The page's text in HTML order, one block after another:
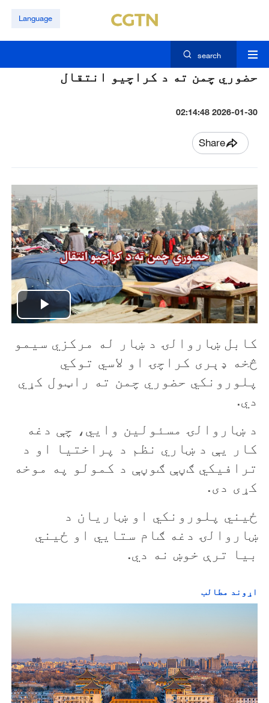
Language
search
حضوري چمن ته د کراچیو انتقال
2026-01-30 02:14:48
Share
P
l
V
i
d
o
کابل ښاروالۍ د ښار له مرکزي سیمو
څخه ډېری کراچۍ او لاسي توکي
پلورونکي حضوري چمن ته راټول کړي
دي.
د ښاروالۍ مسئولين وايي، چې دغه
کار يې د ښاري نظم د پراختیا او د
ترافیکي ګڼې ګوڼې د کمولو په موخه
کړی دی.
ځيني پلورونکي او ښاریان د
ښاروالۍ دغه ګام ستايي او ځيني
بیا ترې خوښ نه دي.
اړوند مطالب